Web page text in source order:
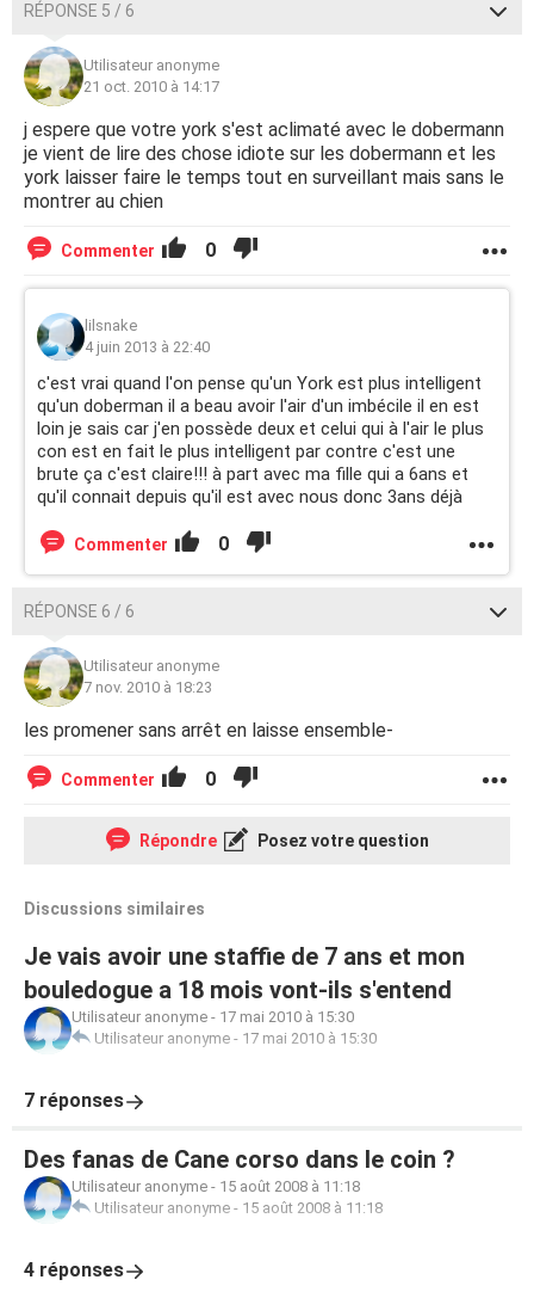
RÉPONSE 5 / 6
Utilisateur anonyme
21 oct. 2010 à 14:17
j espere que votre york s'est aclimaté avec le dobermann
je vient de lire des chose idiote sur les dobermann et les
york laisser faire le temps tout en surveillant mais sans le
montrer au chien
Commenter 0
lilsnake
4 juin 2013 à 22:40
c'est vrai quand l'on pense qu'un York est plus intelligent
qu'un doberman il a beau avoir l'air d'un imbécile il en est
loin je sais car j'en possède deux et celui qui à l'air le plus
con est en fait le plus intelligent par contre c'est une
brute ça c'est claire!!! à part avec ma fille qui a 6ans et
qu'il connait depuis qu'il est avec nous donc 3ans déjà
Commenter 0
RÉPONSE 6 / 6
Utilisateur anonyme
7 nov. 2010 à 18:23
les promener sans arrêt en laisse ensemble-
Commenter 0
Répondre Posez votre question
Discussions similaires
Je vais avoir une staffie de 7 ans et mon
bouledogue a 18 mois vont-ils s'entend
Utilisateur anonyme - 17 mai 2010 à 15:30
Utilisateur anonyme - 17 mai 2010 à 15:30
7 réponses
Des fanas de Cane corso dans le coin ?
Utilisateur anonyme - 15 août 2008 à 11:18
Utilisateur anonyme - 15 août 2008 à 11:18
4 réponses